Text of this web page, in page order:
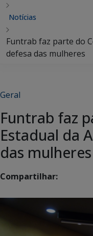
Notícias
Funtrab faz parte do
defesa das mulheres
Geral
Funtrab faz
Estadual da
das mulheres
Compartilhar: